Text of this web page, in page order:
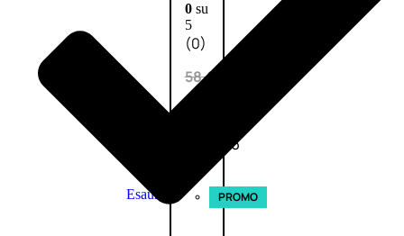
0su
5
(0)
58,00
43,50
ESAURITO
Esaurito PROMO